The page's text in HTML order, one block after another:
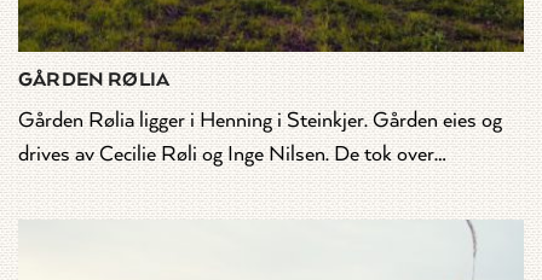
GÅRDEN RØLIA
Gården Rølia ligger i Henning i Steinkjer. Gården eies og
drives av Cecilie Røli og Inge Nilsen. De tok over…